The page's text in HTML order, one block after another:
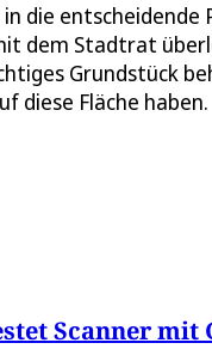
die
dem Stadtrat
Grundstück
diese Fläche haben.
Scanner mit